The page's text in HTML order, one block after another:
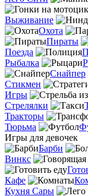
Выживание
Охота
Пираты
Поезда
Рыбалка
Снайпер
Стикмен
Игры
Стрелялки
Тракторы
Тюрьма
Игры для девочек
Барби
Винкс
Кафе
Кухня Сары